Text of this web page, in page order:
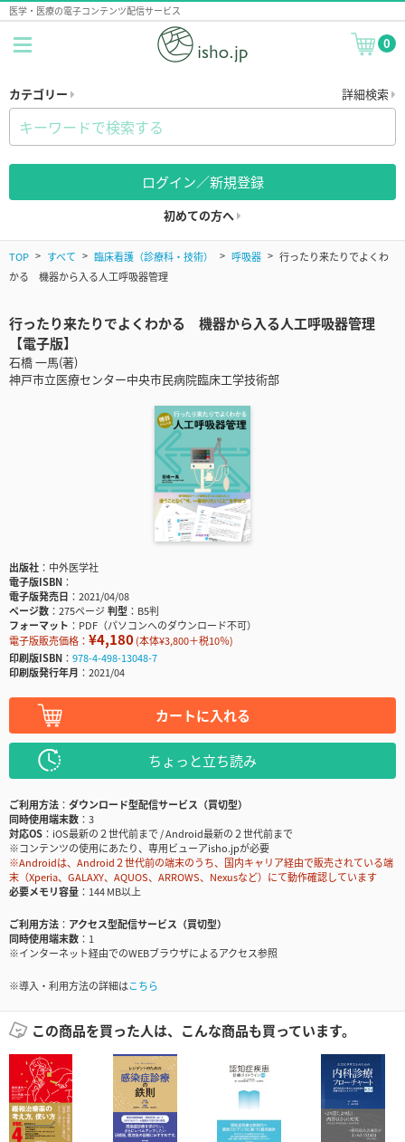
医学・医療の電子コンテンツ配信サービス
0
カテゴリー 詳細検索
ログイン／新規登録
初めての方へ
TOP すべて 臨床看護（診療科・技術） 呼吸器
行ったり来たりでよくわ
かる 機器から入る人工呼吸器管理
行ったり来たりでよくわかる 機器から入る人工呼吸器管理
【電子版】
石橋 一馬(著)
神戸市立医療センター中央市民病院臨床工学技術部
出版社
中外医学社
電子版ISBN
電子版発売日
2021/04/08
ページ数
275ページ判型
B5判
フォーマット
PDF（パソコンへのダウンロード不可）
電子版販売価格： ¥4,180(本体¥3,800＋税10％)
印刷版ISBN
978-4-498-13048-7
印刷版発行年月
2021/04
カートに入れる
ちょっと立ち読み
ご利用方法
ダウンロード型配信サービス（買切型）
同時使用端末数
3
対応OS
iOS最新の２世代前まで / Android最新の２世代前まで
※コンテンツの使用にあたり、専用ビューアisho.jpが必要
※Androidは、Android２世代前の端末のうち、国内キャリア経由で販売されている端
末（Xperia、GALAXY、AQUOS、ARROWS、Nexusなど）にて動作確認しています
必要メモリ容量
144 MB以上
ご利用方法
アクセス型配信サービス（買切型）
同時使用端末数
1
※インターネット経由でのWEBブラウザによるアクセス参照
※導入・利用方法の詳細はこちら
この商品を買った人は、こんな商品も買っています。